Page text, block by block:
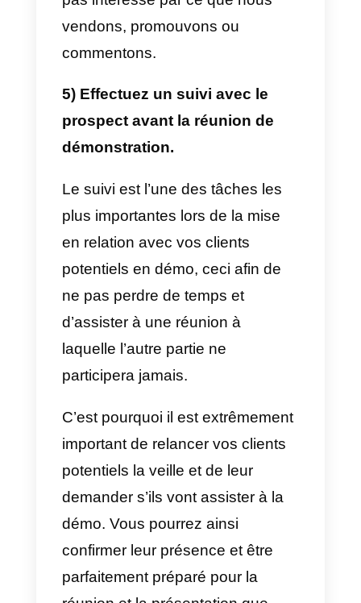
personne pense que le vendeur
cherche uniquement à vendre,
produit qui lui est présenté. Au
contraire, vous devez leur dire
transmettre dans la démo. Vous
pouvez également poser des
questions sur les besoins, les
préoccupations et créer une
courte liste de tout ce que le
prospect doit résoudre et lui
faire dans la démo.
4) Soyez décisif et appropriez-
vous ce que vous faites.
Lorsqu’un vendeur répond ou